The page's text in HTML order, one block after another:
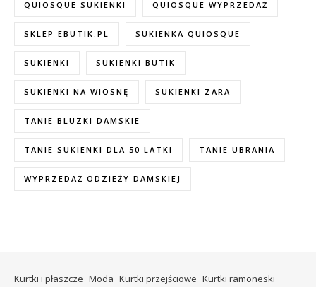
QUIOSQUE SUKIENKI QUIOSQUE WYPRZEDAŻ
SKLEP EBUTIK.PL SUKIENKA QUIOSQUE
SUKIENKI SUKIENKI BUTIK
SUKIENKI NA WIOSNĘ SUKIENKI ZARA
TANIE BLUZKI DAMSKIE
TANIE SUKIENKI DLA 50 LATKI TANIE UBRANIA
WYPRZEDAŻ ODZIEŻY DAMSKIEJ
Kurtki i płaszcze Moda Kurtki przejściowe Kurtki ramoneski